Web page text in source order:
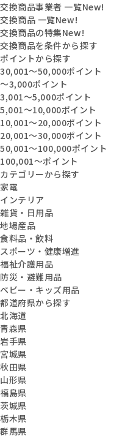
交換商品事業者 一覧New!
交換商品 一覧New!
交換商品の特集New!
交換商品を条件から探す
ポイントから探す
30,001〜50,000ポイント
〜3,000ポイント
3,001〜5,000ポイント
5,001〜10,000ポイント
10,001〜20,000ポイント
20,001〜30,000ポイント
50,001〜100,000ポイント
100,001〜ポイント
カテゴリーから探す
家電
インテリア
雑貨・日用品
地場産品
食料品・飲料
スポーツ・健康増進
福祉介護用品
防災・避難用品
ベビー・キッズ用品
都道府県から探す
北海道
青森県
岩手県
宮城県
秋田県
山形県
福島県
茨城県
栃木県
群馬県